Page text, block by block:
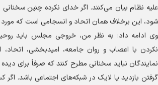
علیه نظام بیان می‌کنند. اگر خدای نکرده چنین
شود، این برخلاف همان اتحاد و انسجامی است که مورد
وی ادامه داد: به نظر من، خروجی مجلس باید
نکردن با اعصاب و روان جامعه، امیدبخشی،
نمایندگان نباید سخنانی مطرح کنند که صرفاً برای
گرفتن بازدید یا لایک در شبکه‌های اجتماعی باشد.